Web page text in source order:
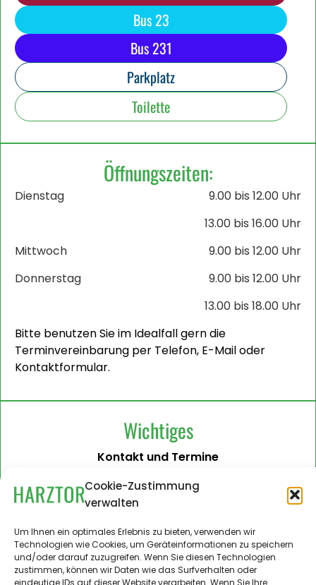
Cookie-Zustimmung
verwalten
Um Ihnen ein optimales Erlebnis zu bieten, verwenden wir
Technologien wie Cookies, um Geräteinformationen zu speichern
und/oder darauf zuzugreifen. Wenn Sie diesen Technologien
zustimmen, können wir Daten wie das Surfverhalten oder
eindeutige IDs auf dieser Website verarbeiten. Wenn Sie Ihre
Bus 23
Bus 231
Parkplatz
Toilette
Öffnungszeiten:
Dienstag
9.00 bis 12.00 Uhr
13.00 bis 16.00 Uhr
Mittwoch
9.00 bis 12.00 Uhr
Donnerstag
9.00 bis 12.00 Uhr
13.00 bis 18.00 Uhr
Bitte benutzen Sie im Idealfall gern die
Terminvereinbarung per Telefon, E-Mail oder
Kontaktformular.
Wichtiges
Kontakt und Termine
Barrierefreiheit
Impressum
Datenschutzerklärung
Administration
Harztor.de als Web-App